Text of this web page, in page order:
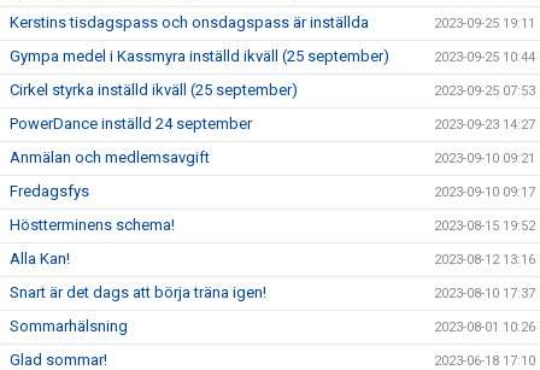
Kerstins tisdagspass och onsdagspass är inställda 2023-09-25 19:11
Gympa medel i Kassmyra inställd ikväll (25 september) 2023-09-25 10:44
Cirkel styrka inställd ikväll (25 september) 2023-09-25 07:53
PowerDance inställd 24 september 2023-09-23 14:27
Anmälan och medlemsavgift 2023-09-10 09:21
Fredagsfys 2023-09-10 09:17
Höstterminens schema! 2023-08-15 19:52
Alla Kan! 2023-08-12 13:16
Snart är det dags att börja träna igen! 2023-08-10 17:37
Sommarhälsning 2023-08-01 10:26
Glad sommar! 2023-06-18 17:10